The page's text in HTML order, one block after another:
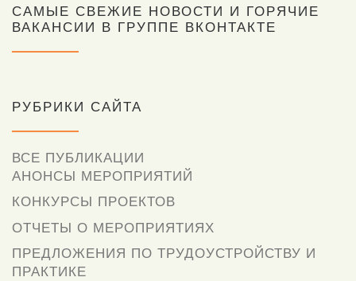
САМЫЕ СВЕЖИЕ НОВОСТИ И ГОРЯЧИЕ
ВАКАНСИИ В ГРУППЕ ВКОНТАКТЕ
РУБРИКИ САЙТА
ВСЕ ПУБЛИКАЦИИ
АНОНСЫ МЕРОПРИЯТИЙ
КОНКУРСЫ ПРОЕКТОВ
ОТЧЕТЫ О МЕРОПРИЯТИЯХ
ПРЕДЛОЖЕНИЯ ПО ТРУДОУСТРОЙСТВУ И
ПРАКТИКЕ